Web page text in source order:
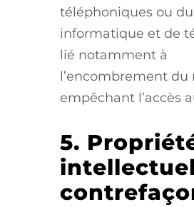
téléphoniques ou
informatique et de
lié notamment à
l’encombrement du
empêchant l’accès
5.